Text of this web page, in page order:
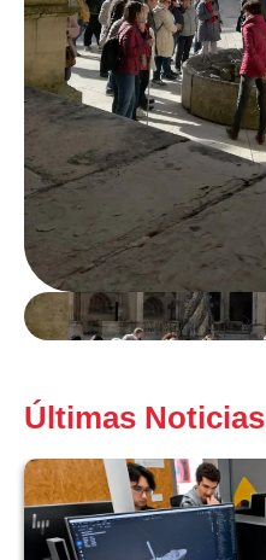
Últimas Noticias